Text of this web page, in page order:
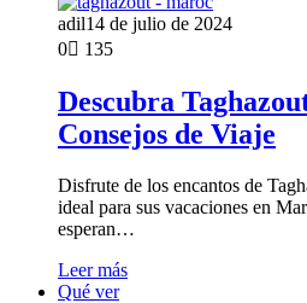
adil14 de julio de 2024
0
135
Descubra
Consejos de Viaje
Disfrute de los encantos de
ideal para sus vacaciones en
esperan…
Leer más
Qué ver